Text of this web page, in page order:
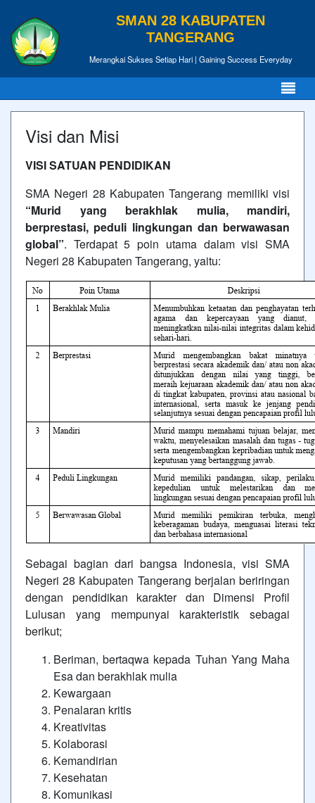
SMAN 28 KABUPATEN
TANGERANG
Merangkai Sukses Setiap Hari | Gaining Success Everyday
Visi dan Misi
VISI SATUAN PENDIDIKAN
SMA Negeri 28 Kabupaten Tangerang memiliki visi
“Murid yang berakhlak mulia, mandiri,
berprestasi, peduli lingkungan dan berwawasan
global”. Terdapat 5 poin utama dalam visi SMA
Negeri 28 Kabupaten Tangerang, yaitu:
Sebagai bagian dari bangsa Indonesia, visi SMA
Negeri 28 Kabupaten Tangerang berjalan beriringan
dengan pendidikan karakter dan Dimensi Profil
Lulusan yang mempunyai karakteristik sebagai
berikut;
Beriman, bertaqwa kepada Tuhan Yang Maha
Esa dan berakhlak mulia
Kewargaan
Penalaran kritis
Kreativitas
Kolaborasi
Kemandirian
Kesehatan
Komunikasi